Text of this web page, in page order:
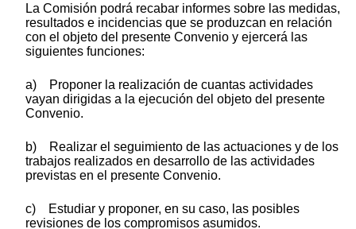
La Comisión podrá recabar informes sobre las medidas,
resultados e incidencias que se produzcan en relación
con el objeto del presente Convenio y ejercerá las
siguientes funciones:
a) Proponer la realización de cuantas actividades
vayan dirigidas a la ejecución del objeto del presente
Convenio.
b) Realizar el seguimiento de las actuaciones y de los
trabajos realizados en desarrollo de las actividades
previstas en el presente Convenio.
c) Estudiar y proponer, en su caso, las posibles
revisiones de los compromisos asumidos.